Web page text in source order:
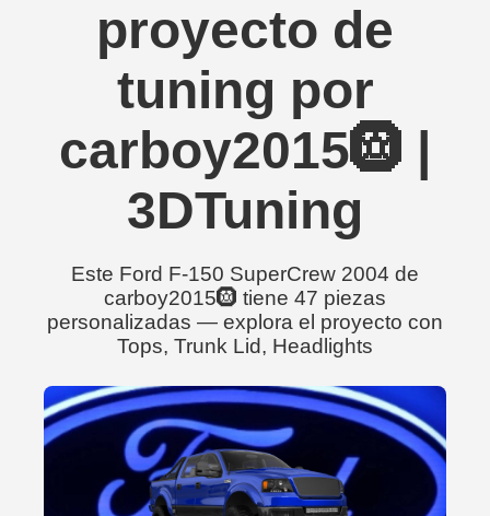
proyecto de
tuning por
carboy2015🛞 |
3DTuning
Este Ford F-150 SuperCrew 2004 de
carboy2015🛞 tiene 47 piezas
personalizadas — explora el proyecto con
Tops, Trunk Lid, Headlights